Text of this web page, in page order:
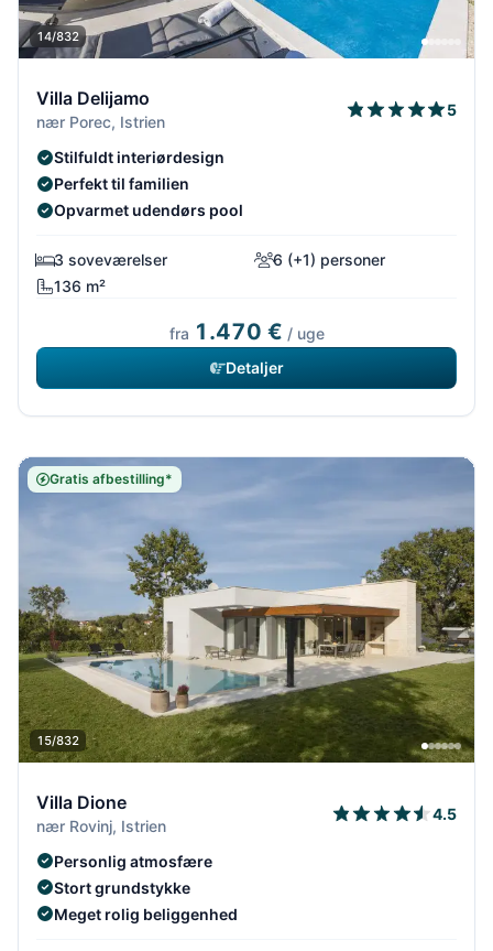
14/832
Villa Delijamo
nær Porec, Istrien
5
Stilfuldt interiørdesign
Perfekt til familien
Opvarmet udendørs pool
3 soveværelser
6 (+1) personer
136 m²
fra 1.470 € / uge
Detaljer
Gratis afbestilling*
15/832
Villa Dione
nær Rovinj, Istrien
4.5
Personlig atmosfære
Stort grundstykke
Meget rolig beliggenhed